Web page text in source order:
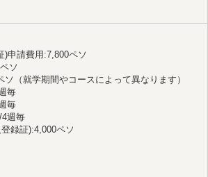
申請費用:7,800ペソ
ソ
（就学期間やコースによって異なります）
毎
毎
週毎
録証):4,000ペソ